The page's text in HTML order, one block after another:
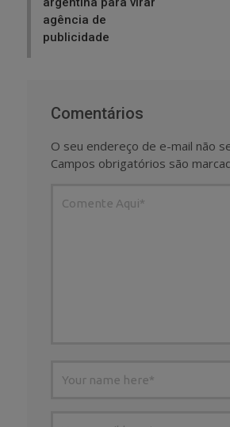
agência de
publicidade
Comentários
O seu endereço de e-mail não
Campos obrigatórios são